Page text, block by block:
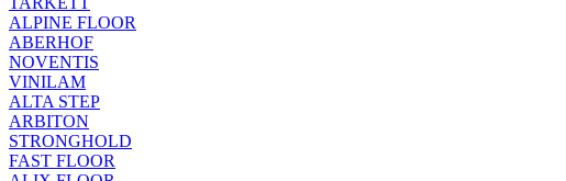
ALPINE FLOOR
ABERHOF
NOVENTIS
VINILAM
ALTA STEP
ARBITON
STRONGHOLD
FAST FLOOR